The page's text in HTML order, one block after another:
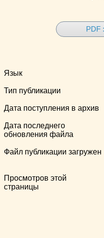
PDF
Язык
Тип публикации
Дата поступления в архив
Дата последнего
обновления файла
Файл публикации загружен
Просмотров этой
страницы